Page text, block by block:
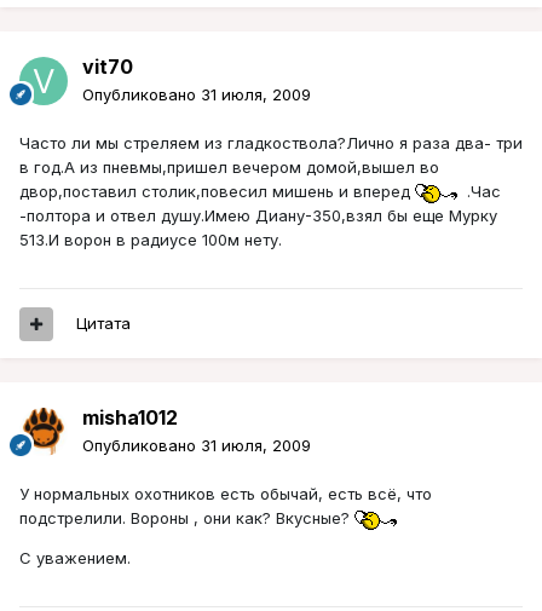
vit70
Опубликовано 31 июля, 2009
Часто ли мы стреляем из гладкоствола?Лично я раза два- три
в год.А из пневмы,пришел вечером домой,вышел во
двор,поставил столик,повесил мишень и вперед
.Час
-полтора и отвел душу.Имею Диану-350,взял бы еще Мурку
513.И ворон в радиусе 100м нету.
Цитата
misha1012
Опубликовано 31 июля, 2009
У нормальных охотников есть обычай, есть всё, что
подстрелили. Вороны , они как? Вкусные?
С уважением.